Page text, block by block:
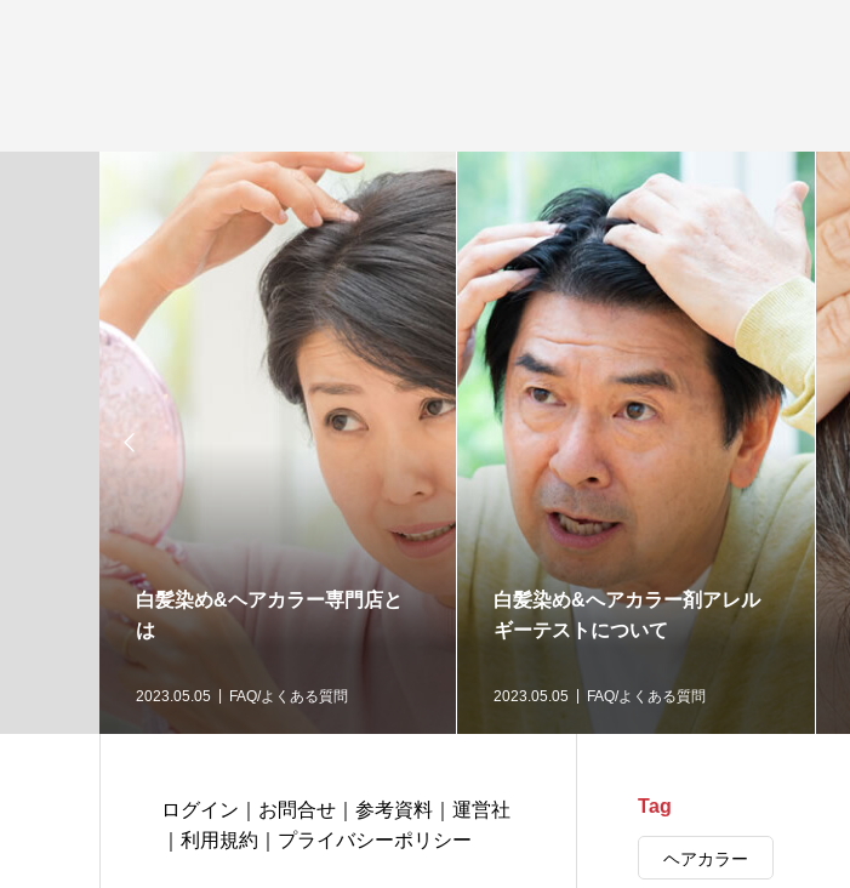

白髪染め&ヘアカラー専門店と
は
2023.05.05 FAQ/よくある質問
白髪染め&へアカラー剤アレル
ギーテストについて
2023.05.05 FAQ/よくある質問
ログイン お問合せ｜ 参考資料｜ 運営社
利用規約 プライバシーポリシー
Tag
ヘアカラー